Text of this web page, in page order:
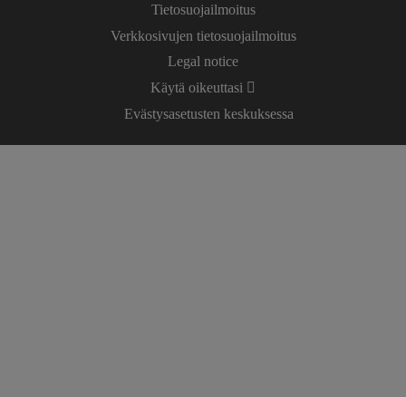
Tietosuojailmoitus
Verkkosivujen tietosuojailmoitus
Legal notice
Käytä oikeuttasi
Evästysasetusten keskuksessa